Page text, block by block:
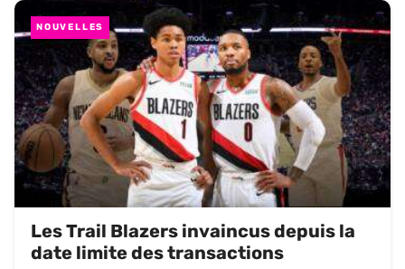
NOUVELLES
Les Trail Blazers invaincus depuis la
date limite des transactions